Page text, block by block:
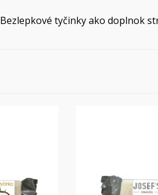
Bezlepkové tyčinky ako doplnok